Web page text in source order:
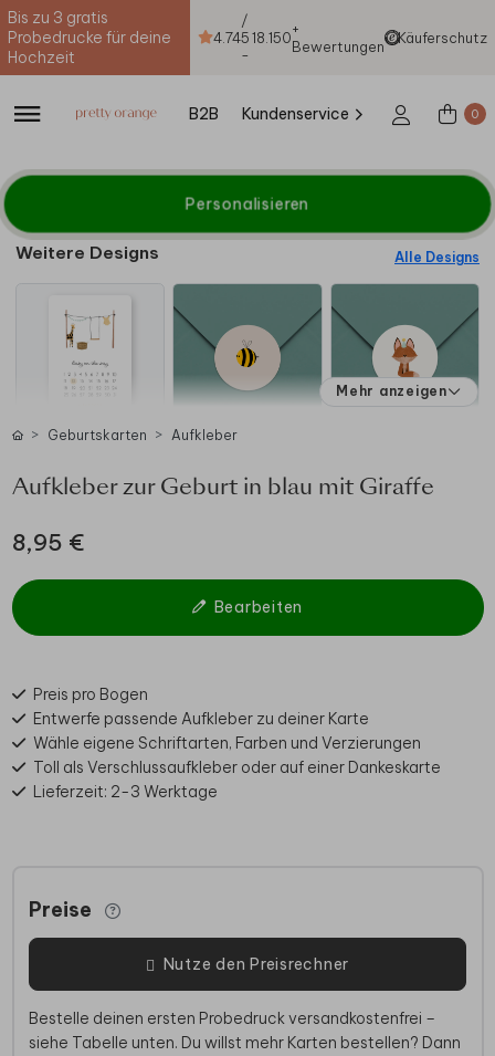
Bis zu 3 gratis
Probedrucke für deine
Hochzeit
4.74
/
5
-
18.150+
Bewertungen
Käuferschutz
B2B Kundenservice 0
Personalisieren
Weitere Designs Alle Designs
Mehr anzeigen
Geburtskarten Aufkleber
Aufkleber zur Geburt in blau mit Giraffe
8,95 €
Bearbeiten
Preis pro Bogen
Entwerfe passende Aufkleber zu deiner Karte
Wähle eigene Schriftarten, Farben und Verzierungen
Toll als Verschlussaufkleber oder auf einer Dankeskarte
Lieferzeit: 2-3 Werktage
Preise
Nutze den Preisrechner
Bestelle deinen ersten Probedruck versandkostenfrei –
siehe Tabelle unten. Du willst mehr Karten bestellen? Dann